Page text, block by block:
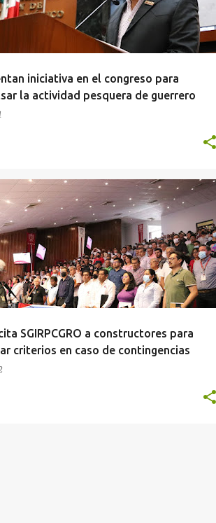
iniciativa en el congreso para
la actividad pesquera de guerrero
SGIRPCGRO a constructores para
criterios en caso de contingencias
SEGURIDAD